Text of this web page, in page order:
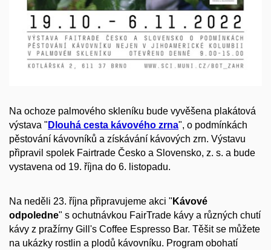
Na ochoze palmového skleníku bude vyvěšena plakátová
výstava " Dlouhá cesta kávového zrna", o podmínkách
pěstování kávovníků a získávání kávových zrn. Výstavu
připravil spolek Fairtrade Česko a Slovensko, z. s. a bude
vystavena od 19. října do 6. listopadu.
Na neděli 23. října připravujeme akci " Kávové
odpoledne" s ochutnávkou FairTrade kávy a různých chutí
kávy z pražírny Gill's Coffee Espresso Bar. Těšit se můžete
na ukázky rostlin a plodů kávovníku. Program obohatí